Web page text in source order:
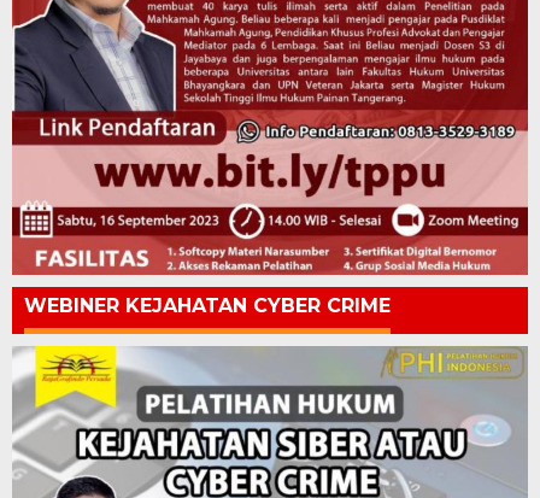
WEBINER KEJAHATAN CYBER CRIME